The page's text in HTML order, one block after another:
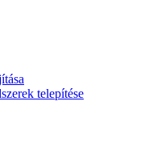
telepítése